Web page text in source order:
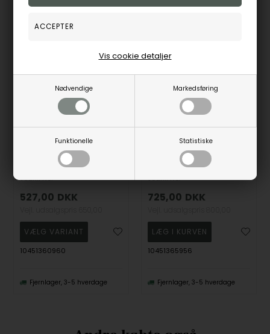
Nødvendige Markedsføring
Funktionelle Statistiske
Vis cookie detaljer
Alternativer til det du ser på
Joanli Nor
527,00 DKK
10451360960
Fjernlager, 3-5 hverdage
Joanli Nor
725,00 DKK
10451365956
Fjernlager, 3-5 hverdage